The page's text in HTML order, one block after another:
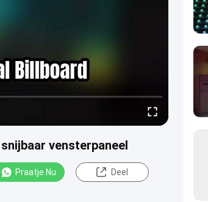
vensterpaneel
Praatje Nu Deel